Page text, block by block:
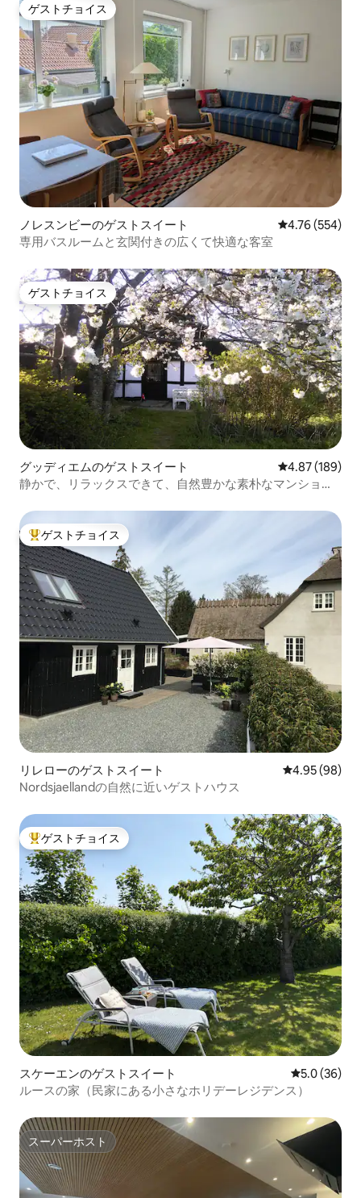
ゲストチョイス
ゲストチョイス
ノレスンビーのゲストスイート レビュー554
4.76 (554)
専用バスルームと玄関付きの広くて快適な客室
ゲストチョイス
ゲストチョイス
グッディエムのゲストスイート レビュー189
4.87 (189)
静かで、リラックスできて、自然豊かな素朴なマンショ
大好評のゲストチョイスです。
ゲストチョイス
リレローのゲストスイート レビュー98
4.95 (98)
Nordsjaellandの自然に近いゲストハウス
大好評のゲストチョイスです。
ゲストチョイス
スケーエンのゲストスイート レビュー36
5.0 (36)
ルースの家（民家にある小さなホリデーレジデンス）
スーパーホスト
スーパーホスト